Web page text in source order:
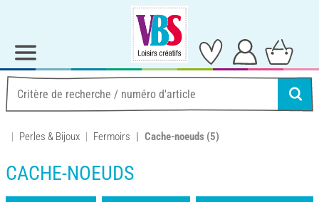
Perles & Bijoux Fermoirs Cache-noeuds (5)
CACHE-NOEUDS